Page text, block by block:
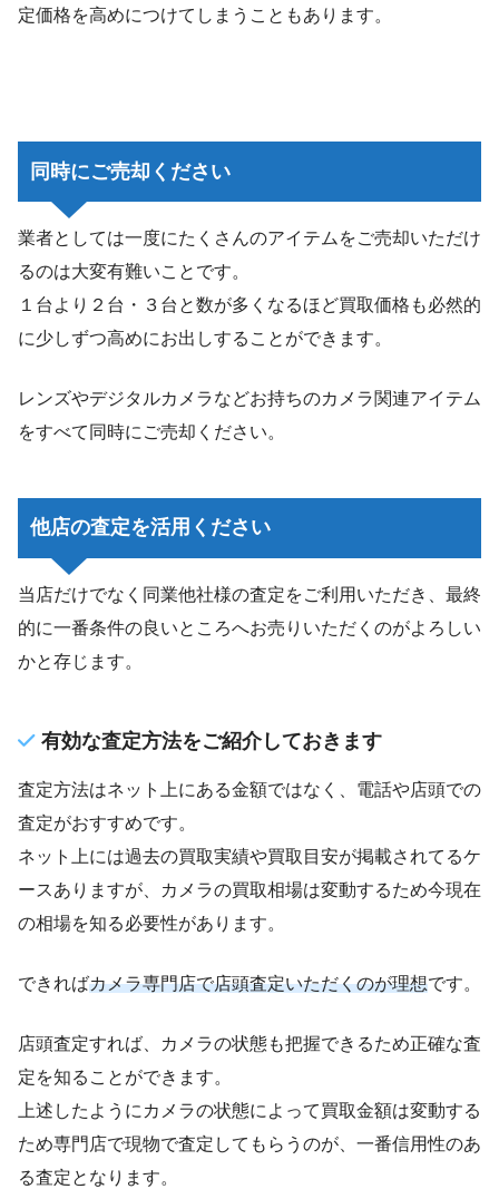
定価格を高めにつけてしまうこともあります。
同時にご売却ください
業者としては一度にたくさんのアイテムをご売却いただけ
るのは大変有難いことです。
１台より２台・３台と数が多くなるほど買取価格も必然的
に少しずつ高めにお出しすることができます。
レンズやデジタルカメラなどお持ちのカメラ関連アイテム
をすべて同時にご売却ください。
他店の査定を活用ください
当店だけでなく同業他社様の査定をご利用いただき、最終
的に一番条件の良いところへお売りいただくのがよろしい
かと存じます。
有効な査定方法をご紹介しておきます
査定方法はネット上にある金額ではなく、電話や店頭での
査定がおすすめです。
ネット上には過去の買取実績や買取目安が掲載されてるケ
ースありますが、カメラの買取相場は変動するため今現在
の相場を知る必要性があります。
できればカメラ専門店で店頭査定いただくのが理想です。
店頭査定すれば、カメラの状態も把握できるため正確な査
定を知ることができます。
上述したようにカメラの状態によって買取金額は変動する
ため専門店で現物で査定してもらうのが、一番信用性のあ
る査定となります。